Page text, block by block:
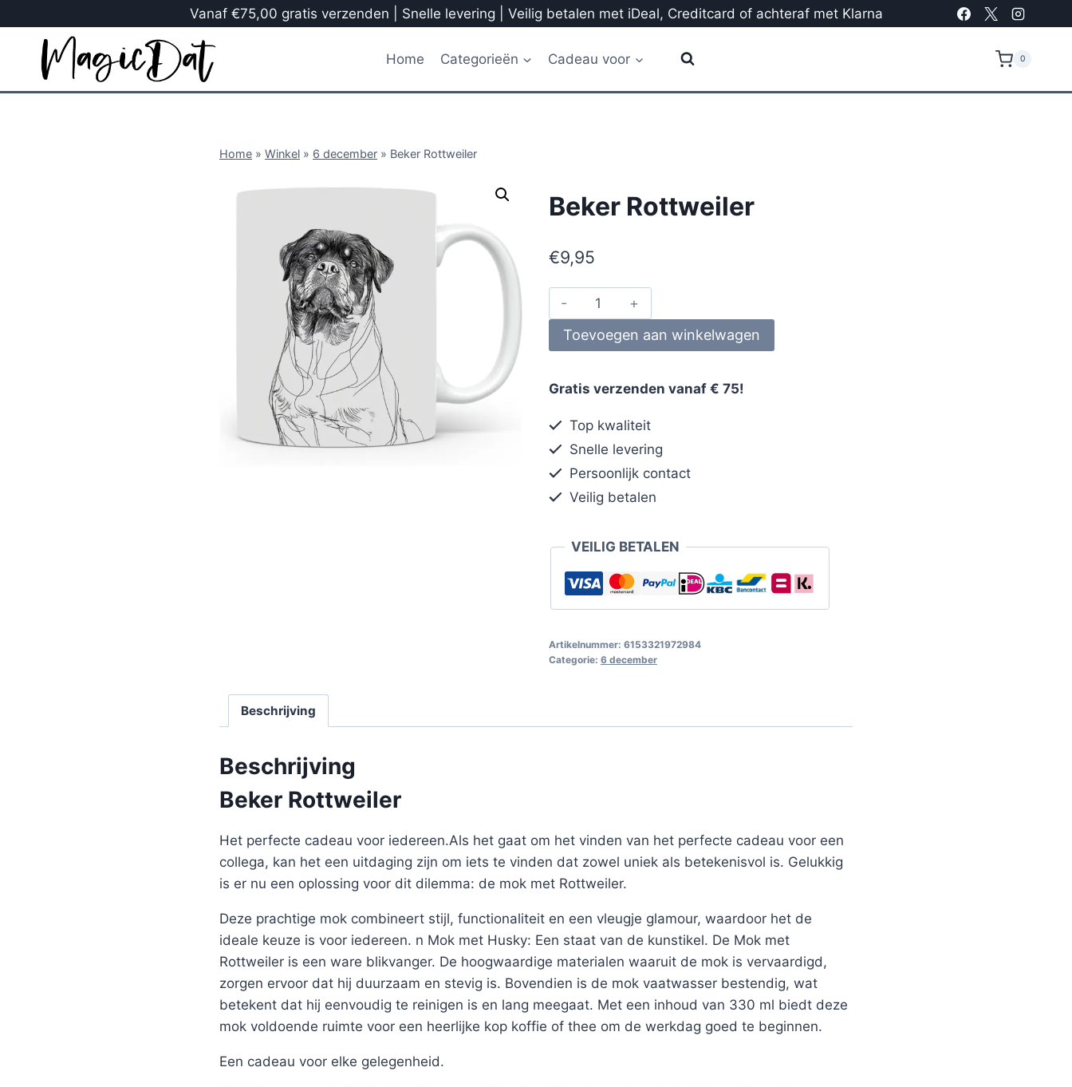
Vanaf €75,00 gratis verzenden | Snelle levering | Veilig betalen met iDeal, Creditcard of achteraf met Klarna
Home Categorieën Cadeau voor 0
Home » Winkel » 6 december » Beker Rottweiler
Beker Rottweiler
€9,95
Toevoegen aan winkelwagen
Gratis verzenden vanaf € 75!
Top kwaliteit
Snelle levering
Persoonlijk contact
Veilig betalen
VEILIG BETALEN
Artikelnummer: 6153321972984
Categorie: 6 december
Beschrijving
Beschrijving
Beker Rottweiler
Het perfecte cadeau voor iedereen.Als het gaat om het vinden van het perfecte cadeau voor een
collega, kan het een uitdaging zijn om iets te vinden dat zowel uniek als betekenisvol is. Gelukkig
is er nu een oplossing voor dit dilemma: de mok met Rottweiler.
Deze prachtige mok combineert stijl, functionaliteit en een vleugje glamour, waardoor het de
ideale keuze is voor iedereen. n Mok met Husky: Een staat van de kunstikel. De Mok met
Rottweiler is een ware blikvanger. De hoogwaardige materialen waaruit de mok is vervaardigd,
zorgen ervoor dat hij duurzaam en stevig is. Bovendien is de mok vaatwasser bestendig, wat
betekent dat hij eenvoudig te reinigen is en lang meegaat. Met een inhoud van 330 ml biedt deze
mok voldoende ruimte voor een heerlijke kop koffie of thee om de werkdag goed te beginnen.
Een cadeau voor elke gelegenheid.